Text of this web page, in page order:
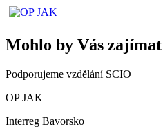
Mohlo by Vás zajímat
Podporujeme vzdělání SCIO
OP JAK
Interreg Bavorsko